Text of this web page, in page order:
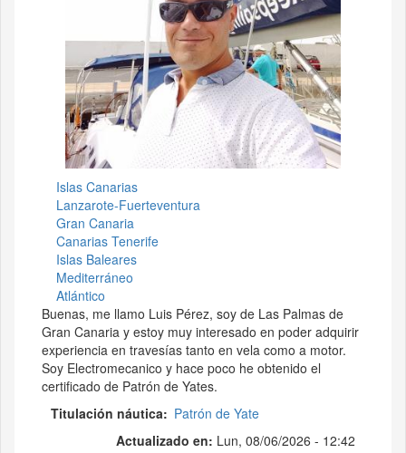
Islas Canarias
Lanzarote-Fuerteventura
Gran Canaria
Canarias Tenerife
Islas Baleares
Mediterráneo
Atlántico
Buenas, me llamo Luis Pérez, soy de Las Palmas de
Gran Canaria y estoy muy interesado en poder adquirir
experiencia en travesías tanto en vela como a motor.
Soy Electromecanico y hace poco he obtenido el
certificado de Patrón de Yates.
Titulación náutica
Patrón de Yate
Actualizado en: Lun, 08/06/2026 - 12:42